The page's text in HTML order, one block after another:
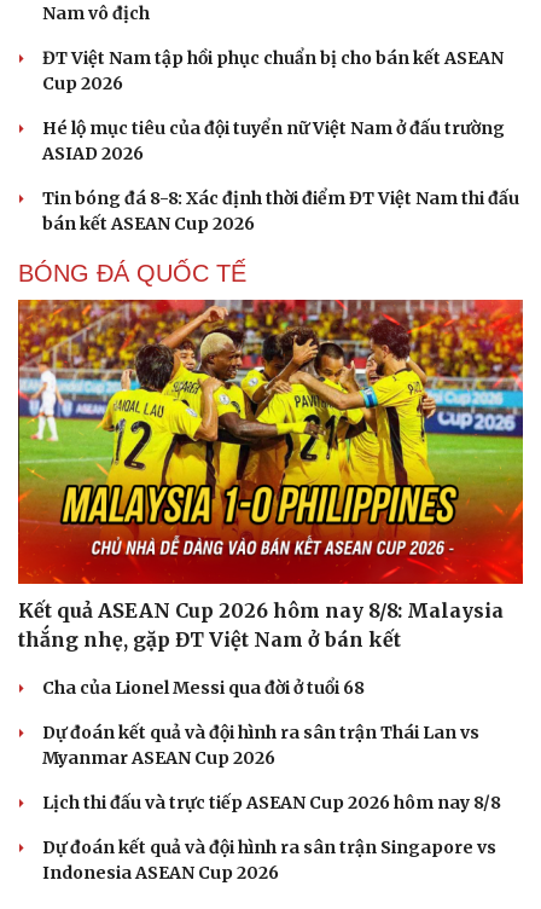
Nam vô địch
ĐT Việt Nam tập hồi phục chuẩn bị cho bán kết ASEAN
Cup 2026
Hé lộ mục tiêu của đội tuyển nữ Việt Nam ở đấu trường
ASIAD 2026
Tin bóng đá 8-8: Xác định thời điểm ĐT Việt Nam thi đấu
bán kết ASEAN Cup 2026
BÓNG ĐÁ QUỐC TẾ
Kết quả ASEAN Cup 2026 hôm nay 8/8: Malaysia
thắng nhẹ, gặp ĐT Việt Nam ở bán kết
Cha của Lionel Messi qua đời ở tuổi 68
Dự đoán kết quả và đội hình ra sân trận Thái Lan vs
Myanmar ASEAN Cup 2026
Lịch thi đấu và trực tiếp ASEAN Cup 2026 hôm nay 8/8
Dự đoán kết quả và đội hình ra sân trận Singapore vs
Indonesia ASEAN Cup 2026